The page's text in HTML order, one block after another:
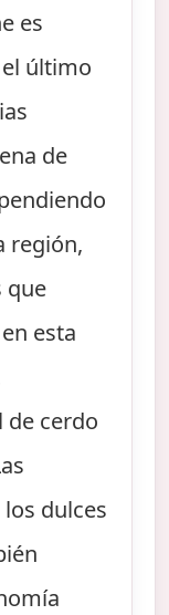
es
último
de
región,
que
esta
de cerdo
dulces